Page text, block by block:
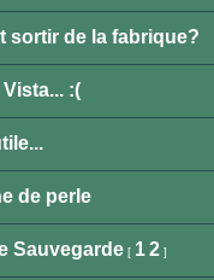
sortir de la fabrique?
:(
de perle
Sauvegarde[ 1 2]